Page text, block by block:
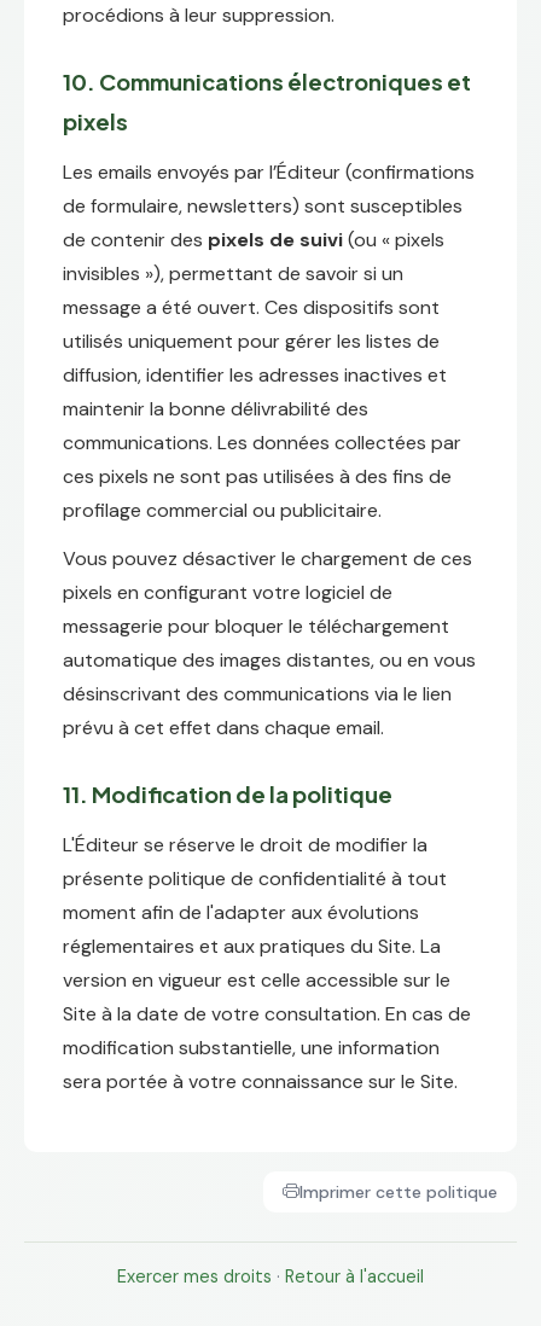
procédions à leur suppression.
10. Communications électroniques et
pixels
Les emails envoyés par l’Éditeur (confirmations
de formulaire, newsletters) sont susceptibles
de contenir des pixels de suivi(ou « pixels
invisibles »), permettant de savoir si un
message a été ouvert. Ces dispositifs sont
utilisés uniquement pour gérer les listes de
diffusion, identifier les adresses inactives et
maintenir la bonne délivrabilité des
communications. Les données collectées par
ces pixels ne sont pas utilisées à des fins de
profilage commercial ou publicitaire.
Vous pouvez désactiver le chargement de ces
pixels en configurant votre logiciel de
messagerie pour bloquer le téléchargement
automatique des images distantes, ou en vous
désinscrivant des communications via le lien
prévu à cet effet dans chaque email.
11. Modification de la politique
L'Éditeur se réserve le droit de modifier la
présente politique de confidentialité à tout
moment afin de l'adapter aux évolutions
réglementaires et aux pratiques du Site. La
version en vigueur est celle accessible sur le
Site à la date de votre consultation. En cas de
modification substantielle, une information
sera portée à votre connaissance sur le Site.
Imprimer cette politique
Exercer mes droits · Retour à l'accueil